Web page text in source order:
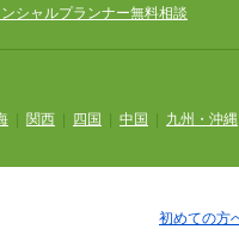
シャルプランナー無料相談
関西 四国 中国 九州・沖縄
初めての方